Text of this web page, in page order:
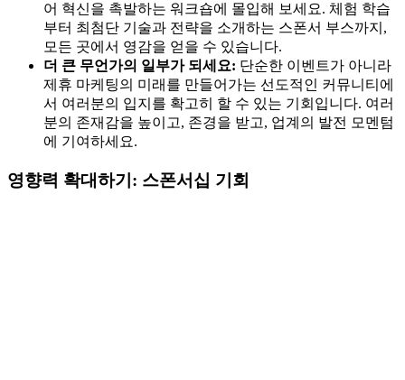
어 혁신을 촉발하는 워크숍에 몰입해 보세요. 체험 학습
부터 최첨단 기술과 전략을 소개하는 스폰서 부스까지,
모든 곳에서 영감을 얻을 수 있습니다.
더 큰 무언가의 일부가 되세요: 단순한 이벤트가 아니라
제휴 마케팅의 미래를 만들어가는 선도적인 커뮤니티에
서 여러분의 입지를 확고히 할 수 있는 기회입니다. 여러
분의 존재감을 높이고, 존경을 받고, 업계의 발전 모멘텀
에 기여하세요.
영향력 확대하기: 스폰서십 기회